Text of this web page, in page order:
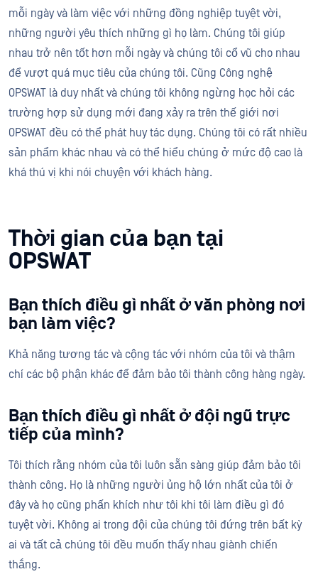
mỗi ngày và làm việc với những đồng nghiệp tuyệt vời,
những người yêu thích những gì họ làm. Chúng tôi giúp
nhau trở nên tốt hơn mỗi ngày và chúng tôi cổ vũ cho nhau
để vượt quá mục tiêu của chúng tôi. Cũng Công nghệ
OPSWAT là duy nhất và chúng tôi không ngừng học hỏi các
trường hợp sử dụng mới đang xảy ra trên thế giới nơi
OPSWAT đều có thể phát huy tác dụng. Chúng tôi có rất nhiều
sản phẩm khác nhau và có thể hiểu chúng ở mức độ cao là
khá thú vị khi nói chuyện với khách hàng.
Thời gian của bạn tại
OPSWAT
Bạn thích điều gì nhất ở văn phòng nơi
bạn làm việc?
Khả năng tương tác và cộng tác với nhóm của tôi và thậm
chí các bộ phận khác để đảm bảo tôi thành công hàng ngày.
Bạn thích điều gì nhất ở đội ngũ trực
tiếp của mình?
Tôi thích rằng nhóm của tôi luôn sẵn sàng giúp đảm bảo tôi
thành công. Họ là những người ủng hộ lớn nhất của tôi ở
đây và họ cũng phấn khích như tôi khi tôi làm điều gì đó
tuyệt vời. Không ai trong đội của chúng tôi đứng trên bất kỳ
ai và tất cả chúng tôi đều muốn thấy nhau giành chiến
thắng.